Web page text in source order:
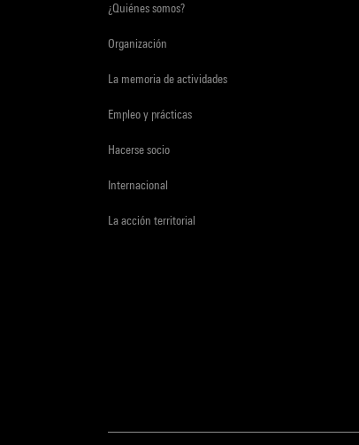
¿Quiénes somos?
Organización
La memoria de actividades
Empleo y prácticas
Hacerse socio
Internacional
La acción territorial